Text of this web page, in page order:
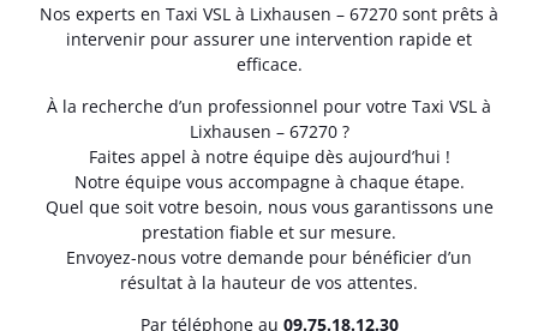
Nos experts en Taxi VSL à Lixhausen – 67270 sont prêts à
intervenir pour assurer une intervention rapide et
efficace.
À la recherche d’un professionnel pour votre Taxi VSL à
Lixhausen – 67270 ?
Faites appel à notre équipe dès aujourd’hui !
Notre équipe vous accompagne à chaque étape.
Quel que soit votre besoin, nous vous garantissons une
prestation fiable et sur mesure.
Envoyez-nous votre demande pour bénéficier d’un
résultat à la hauteur de vos attentes.
Par téléphone au 09.75.18.12.30